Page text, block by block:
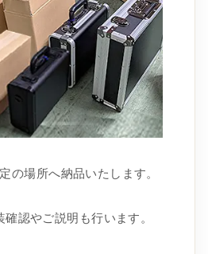
の場所へ納品いたします。
認やご説明も行います。